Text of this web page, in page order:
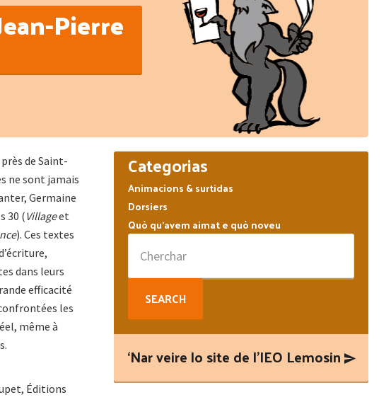
Pierre
de Saint-
ne sont jamais
Germaine
30 (Villageet
). Ces textes
dans leurs
efficacité
les
même à
Éditions
Primary
Sidebar
Categorias
Animacions & surtidas
Dorsiers
Quò qu’avem aimat e quò noveu
for:
‘Nar veire lo site de l’IEO Lemosin